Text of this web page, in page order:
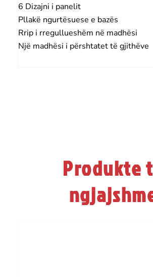
6 Dizajni i panelit
Pllakë ngurtësuese e bazës
Rrip i rregullueshëm në madhësi
Një madhësi i përshtatet të gjithëve
Produkte